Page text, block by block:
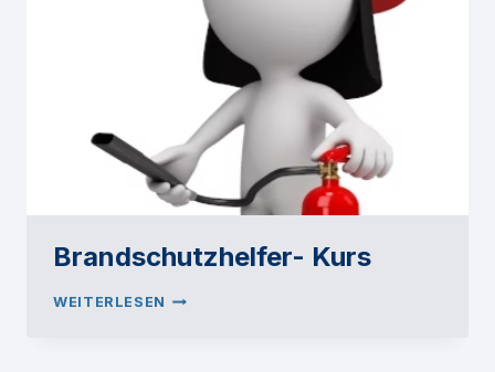
Brandschutzhelfer- Kurs
WEITERLESEN BRANDSCHUTZHELFER-